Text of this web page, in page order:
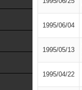
1995/06/04
1995/05/13
1995/04/22